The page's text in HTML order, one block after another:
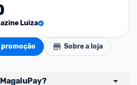
Luiza
promoção Sobre a loja